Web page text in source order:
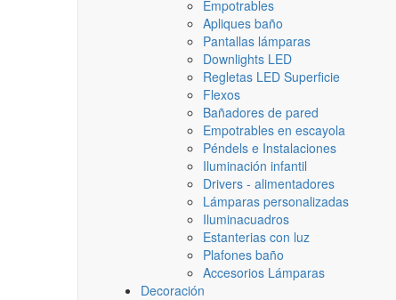
Empotrables
Apliques baño
Pantallas lámparas
Downlights LED
Regletas LED Superficie
Flexos
Bañadores de pared
Empotrables en escayola
Péndels e Instalaciones
Iluminación infantil
Drivers - alimentadores
Lámparas personalizadas
Iluminacuadros
Estanterias con luz
Plafones baño
Accesorios Lámparas
Decoración